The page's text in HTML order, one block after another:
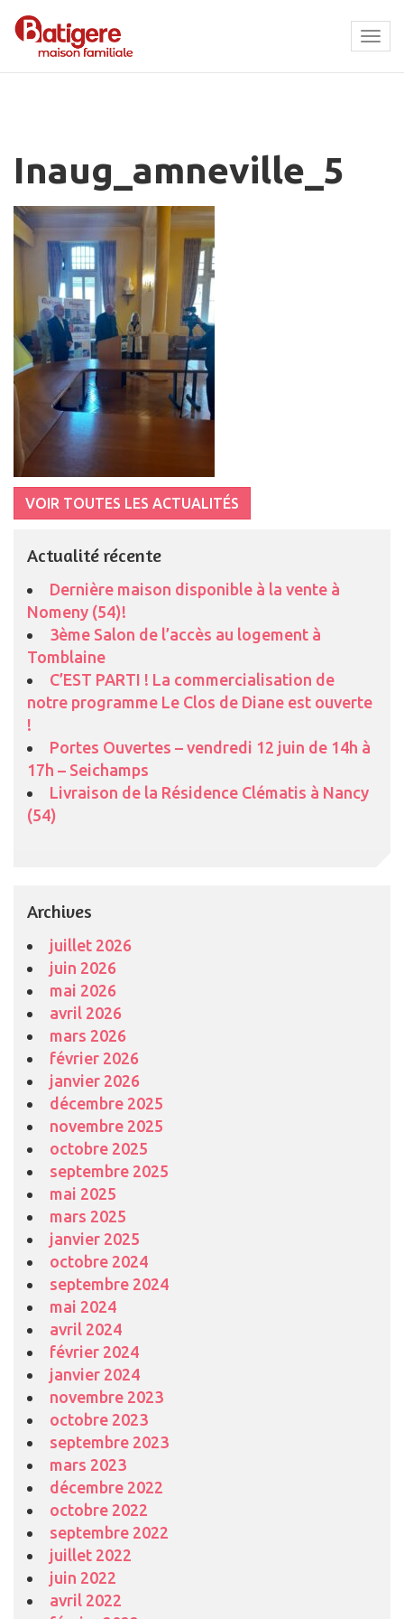
Inaug_amneville_5
VOIR TOUTES LES ACTUALITÉS
Actualité récente
Dernière maison disponible à la vente à
Nomeny (54)!
3ème Salon de l’accès au logement à
Tomblaine
C’EST PARTI ! La commercialisation de
notre programme Le Clos de Diane est ouverte
!
Portes Ouvertes – vendredi 12 juin de 14h à
17h – Seichamps
Livraison de la Résidence Clématis à Nancy
(54)
Archives
juillet 2026
juin 2026
mai 2026
avril 2026
mars 2026
février 2026
janvier 2026
décembre 2025
novembre 2025
octobre 2025
septembre 2025
mai 2025
mars 2025
janvier 2025
octobre 2024
septembre 2024
mai 2024
avril 2024
février 2024
janvier 2024
novembre 2023
octobre 2023
septembre 2023
mars 2023
décembre 2022
octobre 2022
septembre 2022
juillet 2022
juin 2022
avril 2022